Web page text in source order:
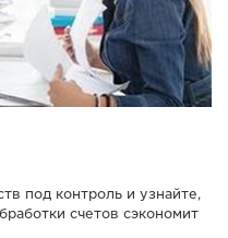
под контроль и узнайте,
счетов сэкономит